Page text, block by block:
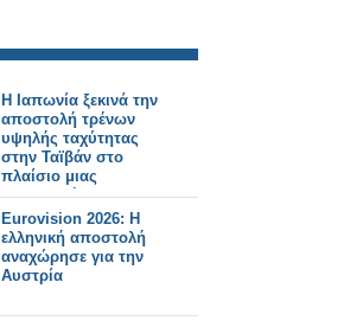
Η Ιαπωνία ξεκινά την
αποστολή τρένων
υψηλής ταχύτητας
στην Ταϊβάν στο
πλαίσιο μιας
σημαντικής
σιδηροδρομικής
παραγγελίας.
Eurovision 2026: Η
ελληνική αποστολή
αναχώρησε για την
Αυστρία